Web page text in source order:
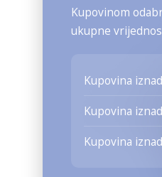
Kupovinom
ukupne
Kupovina iznad
Kupovina iznad
Kupovina iznad